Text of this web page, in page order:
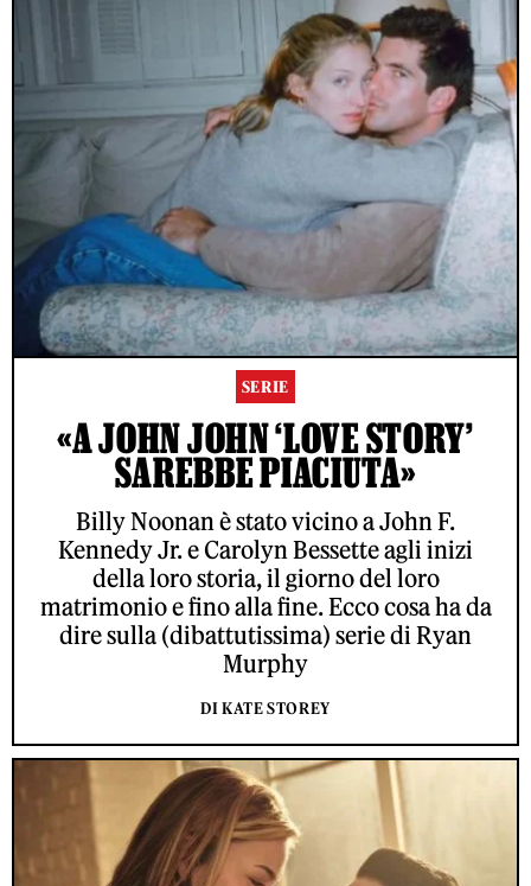
SERIE
«A JOHN JOHN ‘LOVE STORY’
SAREBBE PIACIUTA»
Billy Noonan è stato vicino a John F.
Kennedy Jr. e Carolyn Bessette agli inizi
della loro storia, il giorno del loro
matrimonio e fino alla fine. Ecco cosa ha da
dire sulla (dibattutissima) serie di Ryan
Murphy
DI KATE STOREY